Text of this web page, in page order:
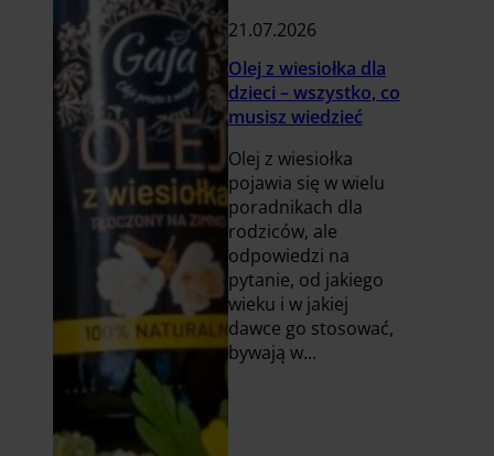
21.07.2026
Olej z wiesiołka dla
dzieci – wszystko, co
musisz wiedzieć
Olej z wiesiołka
pojawia się w wielu
poradnikach dla
rodziców, ale
odpowiedzi na
pytanie, od jakiego
wieku i w jakiej
dawce go stosować,
bywają w...